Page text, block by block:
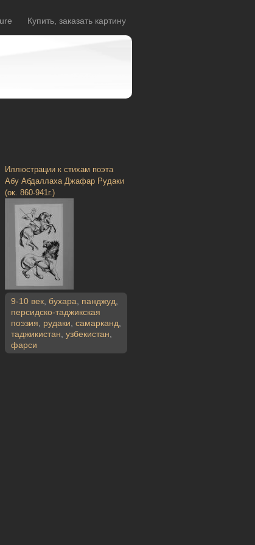
Купить, заказать картину
Иллюстрации к стихам поэта
Абу Абдаллаха Джафар Рудаки
(ок. 860-941г.)
9-10 век бухара панджуд
персидско-таджикская
поэзия
рудаки самарканд
таджикистан узбекистан
фарси